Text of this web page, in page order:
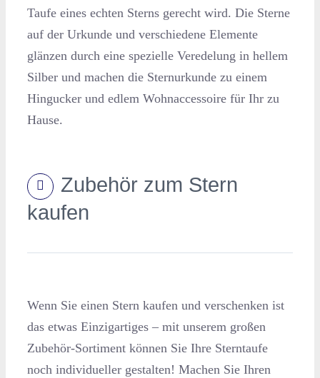
Taufe eines echten Sterns gerecht wird. Die Sterne
auf der Urkunde und verschiedene Elemente
glänzen durch eine spezielle Veredelung in hellem
Silber und machen die Sternurkunde zu einem
Hingucker und edlem Wohnaccessoire für Ihr zu
Hause.
Zubehör zum Stern
kaufen
Wenn Sie einen Stern kaufen und verschenken ist
das etwas Einzigartiges – mit unserem großen
Zubehör-Sortiment können Sie Ihre Sterntaufe
noch individueller gestalten! Machen Sie Ihren